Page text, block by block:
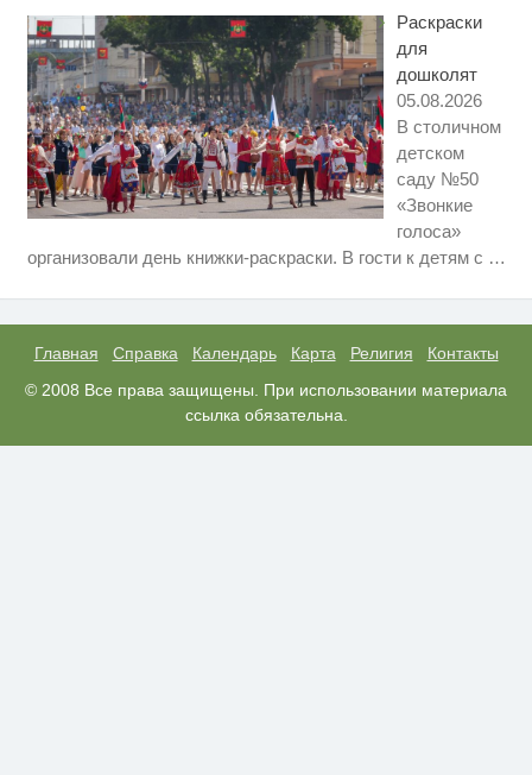
Раскраски
для
дошколят
05.08.2026
В столичном
детском
саду №50
«Звонкие
голоса»
организовали день книжки-раскраски. В гости к детям с …
Главная Справка Календарь Карта Религия
Контакты
© 2008 Все права защищены. При использовании материала
ссылка обязательна.
маленький секрет
Кличко: это настоящий вызов
i
Скрытые признаки рака: на такое
никто не обращает внимание, а